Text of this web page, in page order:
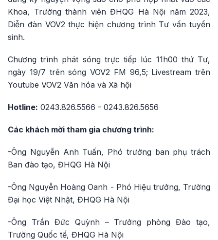
Khoa, Trường thành viên ĐHQG Hà Nội năm 2023,
Diễn đàn VOV2 thực hiện chương trình Tư vấn tuyển
sinh.
Chương trình phát sóng trực tiếp lúc 11h00 thứ Tư,
ngày 19/7 trên sóng VOV2 FM 96,5; Livestream trên
Youtube VOV2 Văn hóa và Xã hội
Hotline: 0243.826.5566 - 0243.826.5656
Các khách mời tham gia chương trình:
-Ông Nguyễn Anh Tuấn, Phó trưởng ban phụ trách
Ban đào tạo, ĐHQG Hà Nội
-Ông Nguyễn Hoàng Oanh - Phó Hiệu trưởng, Trường
Đại học Việt Nhật, ĐHQG Hà Nội
-Ông Trần Đức Quỳnh – Trưởng phòng Đào tạo,
Trường Quốc tế, ĐHQG Hà Nội